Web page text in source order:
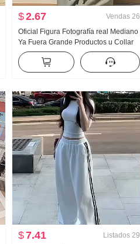
$2.67 Vendas 26
Oficial Figura Fotografía real Mediano
Ya Fuera Grande Productos u Collar
Hueso de buey Hebilla En forma de I
Chaleco Tirantes Kuo Pierna
Arrastrando Deporte Pantalones
$7.41 Listados 29